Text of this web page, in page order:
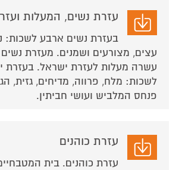
עזרת נשים, המעלות
בעזרת נשים ארבע לשכות:
עצים, מצורעים ושמנים. מעזרת
עשרה מעלות לעזרת ישראל. בעזרת
לשכות: מלח, פרווה, מדיחים, גזית,
פנחס המלביש ועושי חביתין.
עזרת כוהנים
עזרת כוהנים. בית